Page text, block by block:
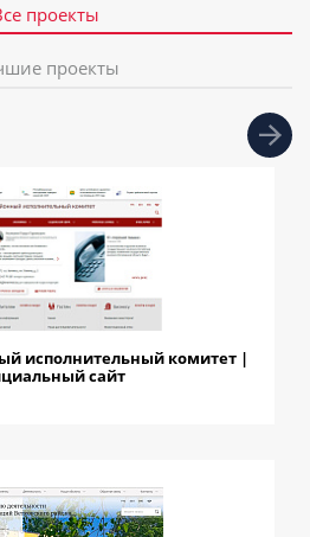
проекты
проекты
исполнительный комитет |
сайт